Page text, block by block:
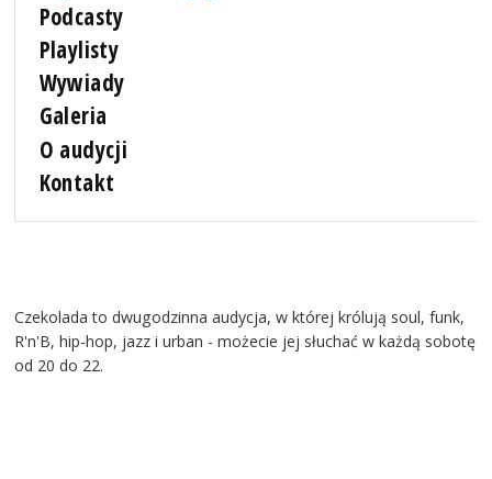
Podcasty
Playlisty
Wywiady
Galeria
O audycji
Kontakt
Czekolada to dwugodzinna audycja, w której królują soul, funk,
R'n'B, hip-hop, jazz i urban - możecie jej słuchać w każdą sobotę
od 20 do 22.